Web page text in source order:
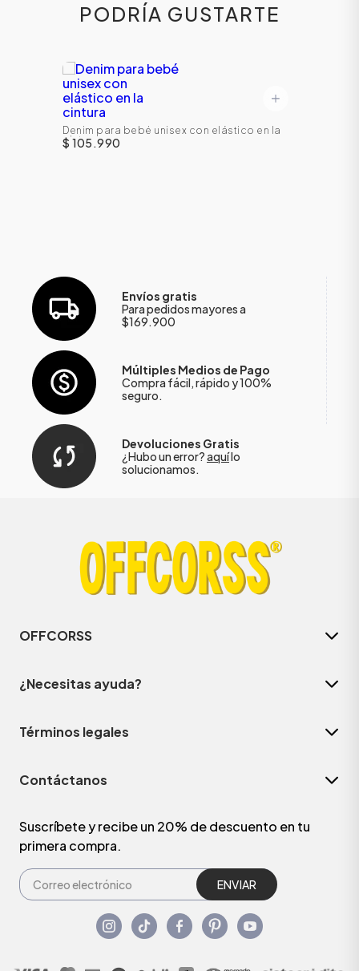
PODRÍA GUSTARTE
Denim para bebé unisex con elástico en la
cintura
$ 105.990
Envíos gratis
Para pedidos mayores a
$169.900
Múltiples Medios de Pago
Compra fácil, rápido y 100%
seguro.
Devoluciones Gratis
¿Hubo un error?aquílo
solucionamos.
OFFCORSS
¿Necesitas ayuda?
Términos legales
Contáctanos
Suscríbete y recibe un 20% de descuento en tu
primera compra.
ENVIAR